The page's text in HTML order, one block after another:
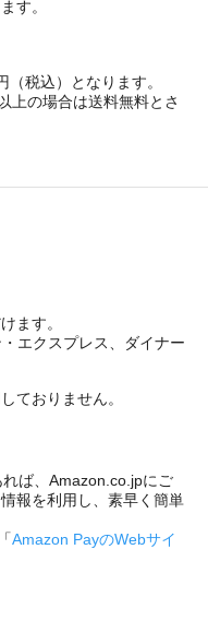
す。
税込）となります。
上の場合は送料無料とさ
ます。
エクスプレス、ダイナー
ておりません。
ば、Amazon.co.jpにご
報を利用し、素早く簡単
Amazon PayのWebサイ